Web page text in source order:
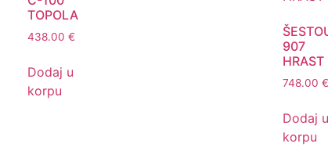
TOPOLA
438.00 €
Dodaj u
korpu
907
HRAST
748.00 €
Dodaj u
korpu